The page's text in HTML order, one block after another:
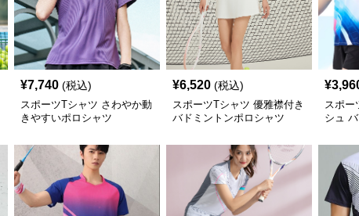
¥7,740 (税込)
スポーツTシャツ さわやか動
きやすいポロシャツ
¥6,520 (税込)
スポーツTシャツ 優雅襟付き
バドミントンポロシャツ
¥
スポー
シュ